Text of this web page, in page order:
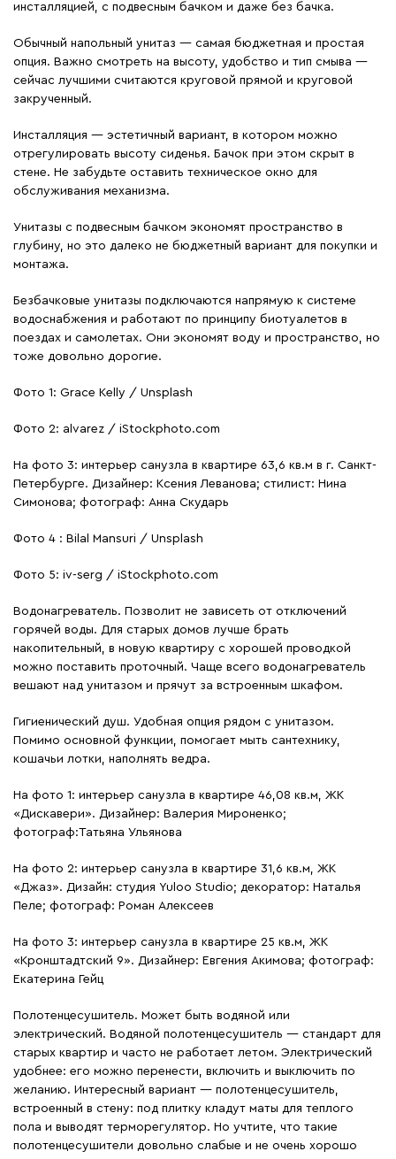
инсталляцией, с подвесным бачком и даже без бачка.
Обычный напольный унитаз — самая бюджетная и простая
опция. Важно смотреть на высоту, удобство и тип смыва —
сейчас лучшими считаются круговой прямой и круговой
закрученный.
Инсталляция — эстетичный вариант, в котором можно
отрегулировать высоту сиденья. Бачок при этом скрыт в
стене. Не забудьте оставить техническое окно для
обслуживания механизма.
Унитазы с подвесным бачком экономят пространство в
глубину, но это далеко не бюджетный вариант для покупки и
монтажа.
Безбачковые унитазы подключаются напрямую к системе
водоснабжения и работают по принципу биотуалетов в
поездах и самолетах. Они экономят воду и пространство, но
тоже довольно дорогие.
Фото 1: Grace Kelly / Unsplash
Фото 2: alvarez / iStockphoto.com
На фото 3: интерьер санузла в квартире 63,6 кв.м в г. Санкт-
Петербурге. Дизайнер: Ксения Леванова; стилист: Нина
Симонова; фотограф: Анна Скударь
Фото 4 : Bilal Mansuri / Unsplash
Фото 5: iv-serg / iStockphoto.com
Водонагреватель. Позволит не зависеть от отключений
горячей воды. Для старых домов лучше брать
накопительный, в новую квартиру с хорошей проводкой
можно поставить проточный. Чаще всего водонагреватель
вешают над унитазом и прячут за встроенным шкафом.
Гигиенический душ. Удобная опция рядом с унитазом.
Помимо основной функции, помогает мыть сантехнику,
кошачьи лотки, наполнять ведра.
На фото 1: интерьер санузла в квартире 46,08 кв.м, ЖК
«Дискавери». Дизайнер: Валерия Мироненко;
фотограф:Татьяна Ульянова
На фото 2: интерьер санузла в квартире 31,6 кв.м, ЖК
«Джаз». Дизайн: студия Yuloo Studio; декоратор: Наталья
Пеле; фотограф: Роман Алексеев
На фото 3: интерьер санузла в квартире 25 кв.м, ЖК
«Кронштадтский 9». Дизайнер: Евгения Акимова; фотограф:
Екатерина Гейц
Полотенцесушитель. Может быть водяной или
электрический. Водяной полотенцесушитель — стандарт для
старых квартир и часто не работает летом. Электрический
удобнее: его можно перенести, включить и выключить по
желанию. Интересный вариант — полотенцесушитель,
встроенный в стену: под плитку кладут маты для теплого
пола и выводят терморегулятор. Но учтите, что такие
полотенцесушители довольно слабые и не очень хорошо